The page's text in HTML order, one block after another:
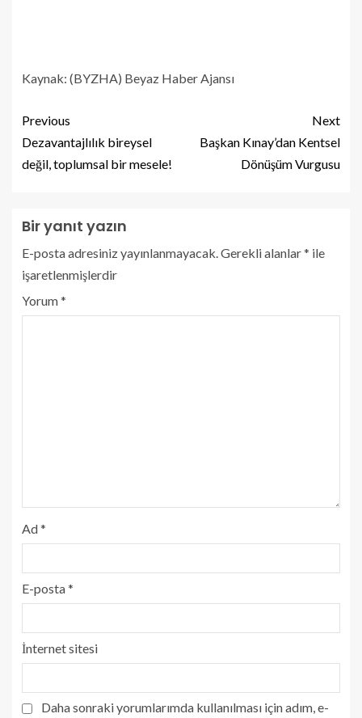
Kaynak: (BYZHA) Beyaz Haber Ajansı
Previous
Dezavantajlılık bireysel
değil, toplumsal bir mesele!
Next
Başkan Kınay’dan Kentsel
Dönüşüm Vurgusu
Bir yanıt yazın
E-posta adresiniz yayınlanmayacak.Gerekli alanlar* ile
işaretlenmişlerdir
Yorum*
Ad*
E-posta*
İnternet sitesi
Daha sonraki yorumlarımda kullanılması için adım, e-